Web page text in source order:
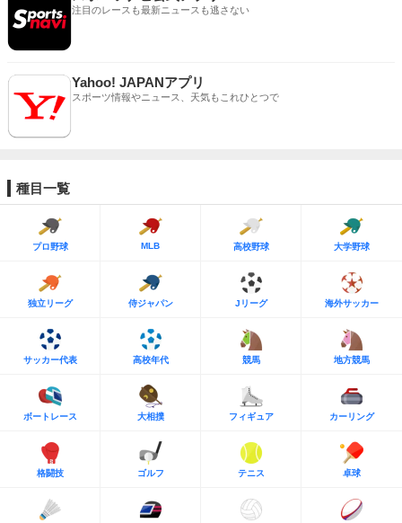
注目のレースも最新ニュースも逃さない
Yahoo! JAPANアプリ
スポーツ情報やニュース、天気もこれひとつで
種目一覧
プロ野球 MLB 高校野球 大学野球
独立リーグ 侍ジャパン Jリーグ 海外サッカー
サッカー代表 高校年代 競馬 地方競馬
ボートレース 大相撲 フィギュア カーリング
格闘技 ゴルフ テニス 卓球